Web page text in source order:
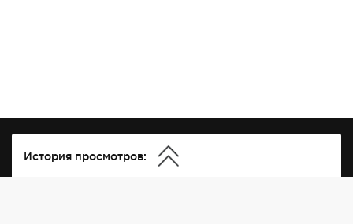
История просмотров: